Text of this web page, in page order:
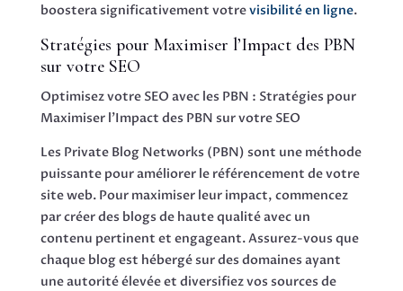
boostera significativement votrevisibilité en ligne.
Stratégies pour Maximiser l’Impact des PBN
sur votre SEO
Optimisez votre SEO avec les PBN : Stratégies pour
Maximiser l’Impact des PBN sur votre SEO
Les Private Blog Networks (PBN) sont une méthode
puissante pour améliorer le référencement de votre
site web. Pour maximiser leur impact, commencez
par créer des blogs de haute qualité avec un
contenu pertinent et engageant. Assurez-vous que
chaque blog est hébergé sur des domaines ayant
une autorité élevée et diversifiez vos sources de